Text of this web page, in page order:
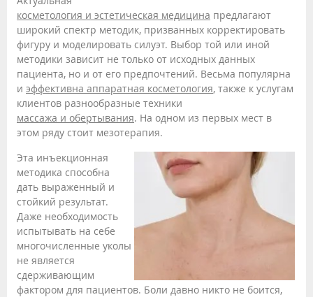
косметология и эстетическая медицина предлагают
широкий спектр методик, призванных корректировать
фигуру и моделировать силуэт. Выбор той или иной
методики зависит не только от исходных данных
пациента, но и от его предпочтений. Весьма популярна
и эффективна аппаратная косметология, также к услугам
клиентов разнообразные техники
массажа и обертывания. На одном из первых мест в
этом ряду стоит мезотерапия.
Эта инъекционная
методика способна
дать выраженный и
стойкий результат.
Даже необходимость
испытывать на себе
многочисленные уколы
не является
сдерживающим
фактором для пациентов. Боли давно никто не боится,